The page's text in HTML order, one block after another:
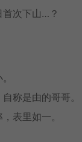
首次下山…？
称是由的哥哥。
表里如一。